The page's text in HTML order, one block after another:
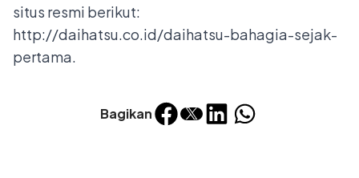
Bagikan
situs resmi berikut:
http://daihatsu.co.id/daihatsu-bahagia-sejak-
pertama.